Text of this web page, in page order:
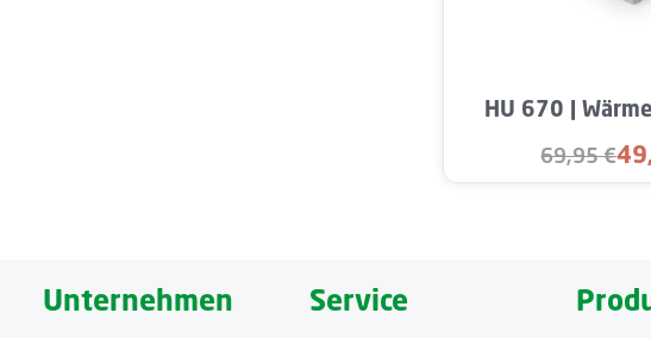
Produkt
HU 670 |
Regulärer Preis:
69,95 €
Unternehmen Service